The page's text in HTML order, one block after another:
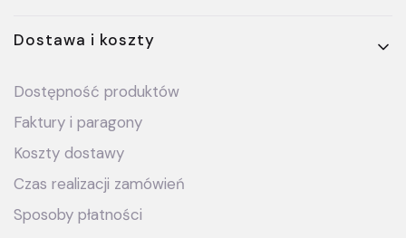
Dostawa i koszty
Dostępność produktów
Faktury i paragony
Koszty dostawy
Czas realizacji zamówień
Sposoby płatności